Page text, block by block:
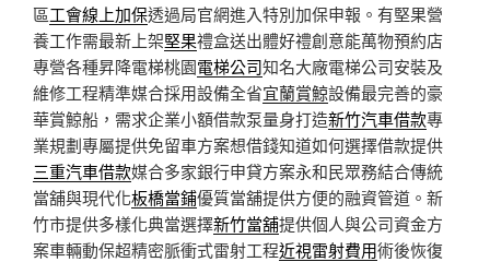
區工會線上加保透過局官網進入特別加保申報。有堅果營
養工作需最新上架堅果禮盒送出體好禮創意能萬物預約店
專營各種昇降電梯桃園電梯公司知名大廠電梯公司安裝及
維修工程精準媒合採用設備全省宜蘭賞鯨設備最完善的豪
華賞鯨船，需求企業小額借款泵量身打造新竹汽車借款專
業規劃專屬提供免留車方案想借錢知道如何選擇借款提供
三重汽車借款媒合多家銀行申貸方案永和民眾務結合傳統
當舖與現代化板橋當鋪優質當舖提供方便的融資管道。新
竹市提供多樣化典當選擇新竹當舖提供個人與公司資金方
案車輛動保超精密脈衝式雷射工程近視雷射費用術後恢復